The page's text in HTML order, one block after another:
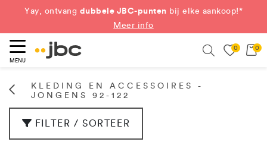
Yay, ontvang dubbele JBC-punten bij elke aankoop!*
Meer info
MENU
0 0
KLEDING EN ACCESSOIRES -
JONGENS 92-122
FILTER / SORTEER